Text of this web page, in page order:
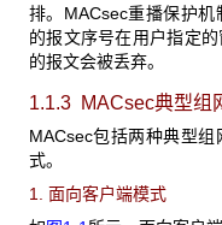
排。MACsec重播保护
的报文序号在用户指定
的报文会被丢弃。
1.1.3 MACsec典型组
MACsec包括两种典型
式。
1. 面向客户端模式